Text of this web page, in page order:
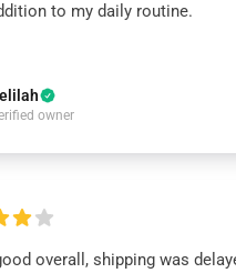
to my daily routine.
owner
overall, shipping was